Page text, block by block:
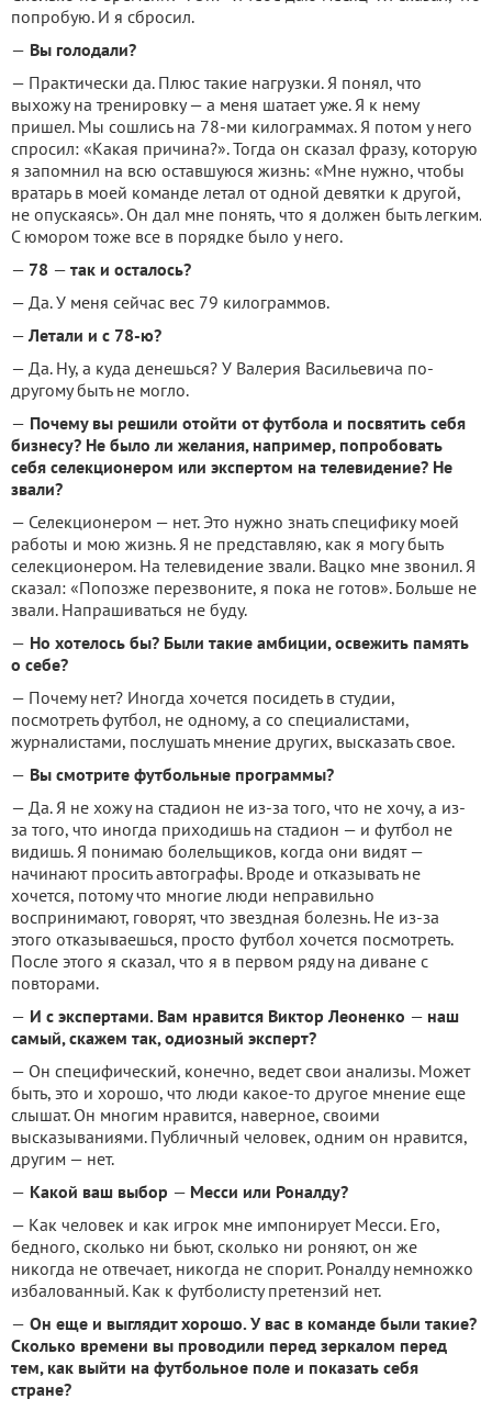
попробую. И я сбросил.
— Вы голодали?
— Практически да. Плюс такие нагрузки. Я понял, что
выхожу на тренировку — а меня шатает уже. Я к нему
пришел. Мы сошлись на 78-ми килограммах. Я потом у него
спросил: «Какая причина?». Тогда он сказал фразу, которую
я запомнил на всю оставшуюся жизнь: «Мне нужно, чтобы
вратарь в моей команде летал от одной девятки к другой,
не опускаясь». Он дал мне понять, что я должен быть легким.
С юмором тоже все в порядке было у него.
— 78 — так и осталось?
— Да. У меня сейчас вес 79 килограммов.
—Летали и с 78-ю?
— Да. Ну, а куда денешься? У Валерия Васильевича по-
другому быть не могло.
— Почему вы решили отойти от футбола и посвятить себя
бизнесу? Не было ли желания, например, попробовать
себя селекционером или экспертом на телевидение? Не
звали?
— Селекционером — нет. Это нужно знать специфику моей
работы и мою жизнь. Я не представляю, как я могу быть
селекционером. На телевидение звали. Вацко мне звонил. Я
сказал: «Попозже перезвоните, я пока не готов». Больше не
звали. Напрашиваться не буду.
— Но хотелось бы? Были такие амбиции, освежить память
о себе?
— Почему нет? Иногда хочется посидеть в студии,
посмотреть футбол, не одному, а со специалистами,
журналистами, послушать мнение других, высказать свое.
— Вы смотрите футбольные программы?
— Да. Я не хожу на стадион не из-за того, что не хочу, а из-
за того, что иногда приходишь на стадион — и футбол не
видишь. Я понимаю болельщиков, когда они видят —
начинают просить автографы. Вроде и отказывать не
хочется, потому что многие люди неправильно
воспринимают, говорят, что звездная болезнь. Не из-за
этого отказываешься, просто футбол хочется посмотреть.
После этого я сказал, что я в первом ряду на диване с
повторами.
— И с экспертами. Вам нравится Виктор Леоненко — наш
самый, скажем так, одиозный эксперт?
— Он специфический, конечно, ведет свои анализы. Может
быть, это и хорошо, что люди какое-то другое мнение еще
слышат. Он многим нравится, наверное, своими
высказываниями. Публичный человек, одним он нравится,
другим — нет.
— Какой ваш выбор — Месси или Роналду?
— Как человек и как игрок мне импонирует Месси. Его,
бедного, сколько ни бьют, сколько ни роняют, он же
никогда не отвечает, никогда не спорит. Роналду немножко
избалованный. Как к футболисту претензий нет.
— Он еще и выглядит хорошо. У вас в команде были такие?
Сколько времени вы проводили перед зеркалом перед
тем, как выйти на футбольное поле и показать себя
стране?